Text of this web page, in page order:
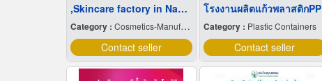
,Skincare factory in Nakhon Pathom
Category : Cosmetics-Manufacturers Service
Contact seller
โรงงานผลิตแก้วพลาสติกPP
Category : Plastic Containers
Contact seller